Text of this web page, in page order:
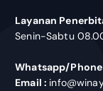
Layanan
Senin-Sabtu
Whatsapp/Phone
Email :